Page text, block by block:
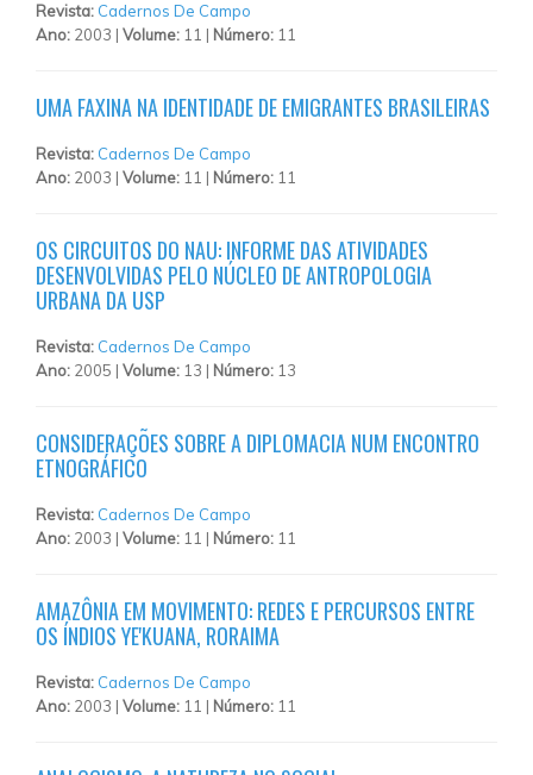
Revista: Cadernos De Campo
Ano: 2003 | Volume: 11 | Número: 11
UMA FAXINA NA IDENTIDADE DE EMIGRANTES BRASILEIRAS
Revista: Cadernos De Campo
Ano: 2003 | Volume: 11 | Número: 11
OS CIRCUITOS DO NAU: INFORME DAS ATIVIDADES
DESENVOLVIDAS PELO NÚCLEO DE ANTROPOLOGIA
URBANA DA USP
Revista: Cadernos De Campo
Ano: 2005 | Volume: 13 | Número: 13
CONSIDERAÇÕES SOBRE A DIPLOMACIA NUM ENCONTRO
ETNOGRÁFICO
Revista: Cadernos De Campo
Ano: 2003 | Volume: 11 | Número: 11
AMAZÔNIA EM MOVIMENTO: REDES E PERCURSOS ENTRE
OS ÍNDIOS YE'KUANA, RORAIMA
Revista: Cadernos De Campo
Ano: 2003 | Volume: 11 | Número: 11